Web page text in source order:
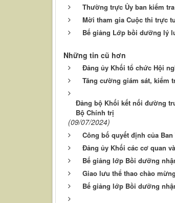
Thường trực Ủy ban kiểm
Mời tham gia Cuộc thi trực
Bế giảng Lớp bồi dưỡng lý
Những tin cũ hơn
Đảng ủy Khối tổ chức Hội
Tăng cường giám sát, kiểm
Đảng bộ Khối kết nối đường
Bộ Chính trị
(09/07/2024)
Công bố quyết định của
Đảng ủy Khối các cơ quan
Bế giảng lớp Bồi dưỡng
Giao lưu thể thao chào
Bế giảng lớp Bồi dưỡng